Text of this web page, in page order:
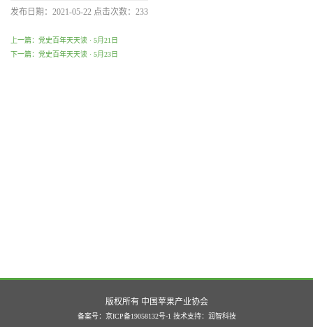
发布日期：2021-05-22 点击次数： 233
上一篇：党史百年天天读 · 5月21日
下一篇：党史百年天天读 · 5月23日
版权所有 中国苹果产业协会
备案号：京ICP备19058132号-1 技术支持： 润智科技